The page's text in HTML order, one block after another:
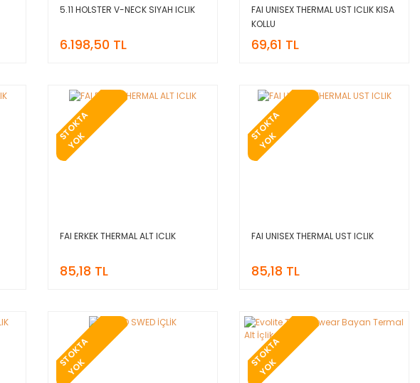
5.11 HOLSTER V-NECK SIYAH ICLIK
6.198,50 TL
FAI UNISEX THERMAL UST ICLIK KISA
KOLLU
69,61 TL
S
T
O
K
T
A
Y
O
K
FAI ERKEK THERMAL ALT ICLIK
85,18 TL
S
T
O
K
T
A
Y
O
K
FAI UNISEX THERMAL UST ICLIK
85,18 TL
S
T
O
K
T
A
Y
O
K S
T
O
K
T
A
Y
O
K